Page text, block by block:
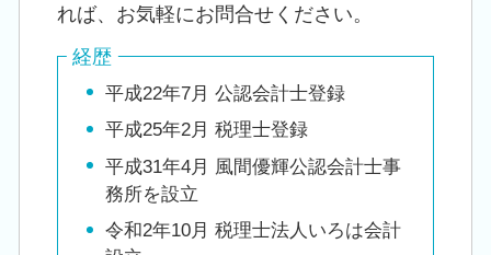
れば、お気軽にお問合せください。
経歴
平成22年7月 公認会計士登録
平成25年2月 税理士登録
平成31年4月 風間優輝公認会計士事
務所を設立
令和2年10月 税理士法人いろは会計